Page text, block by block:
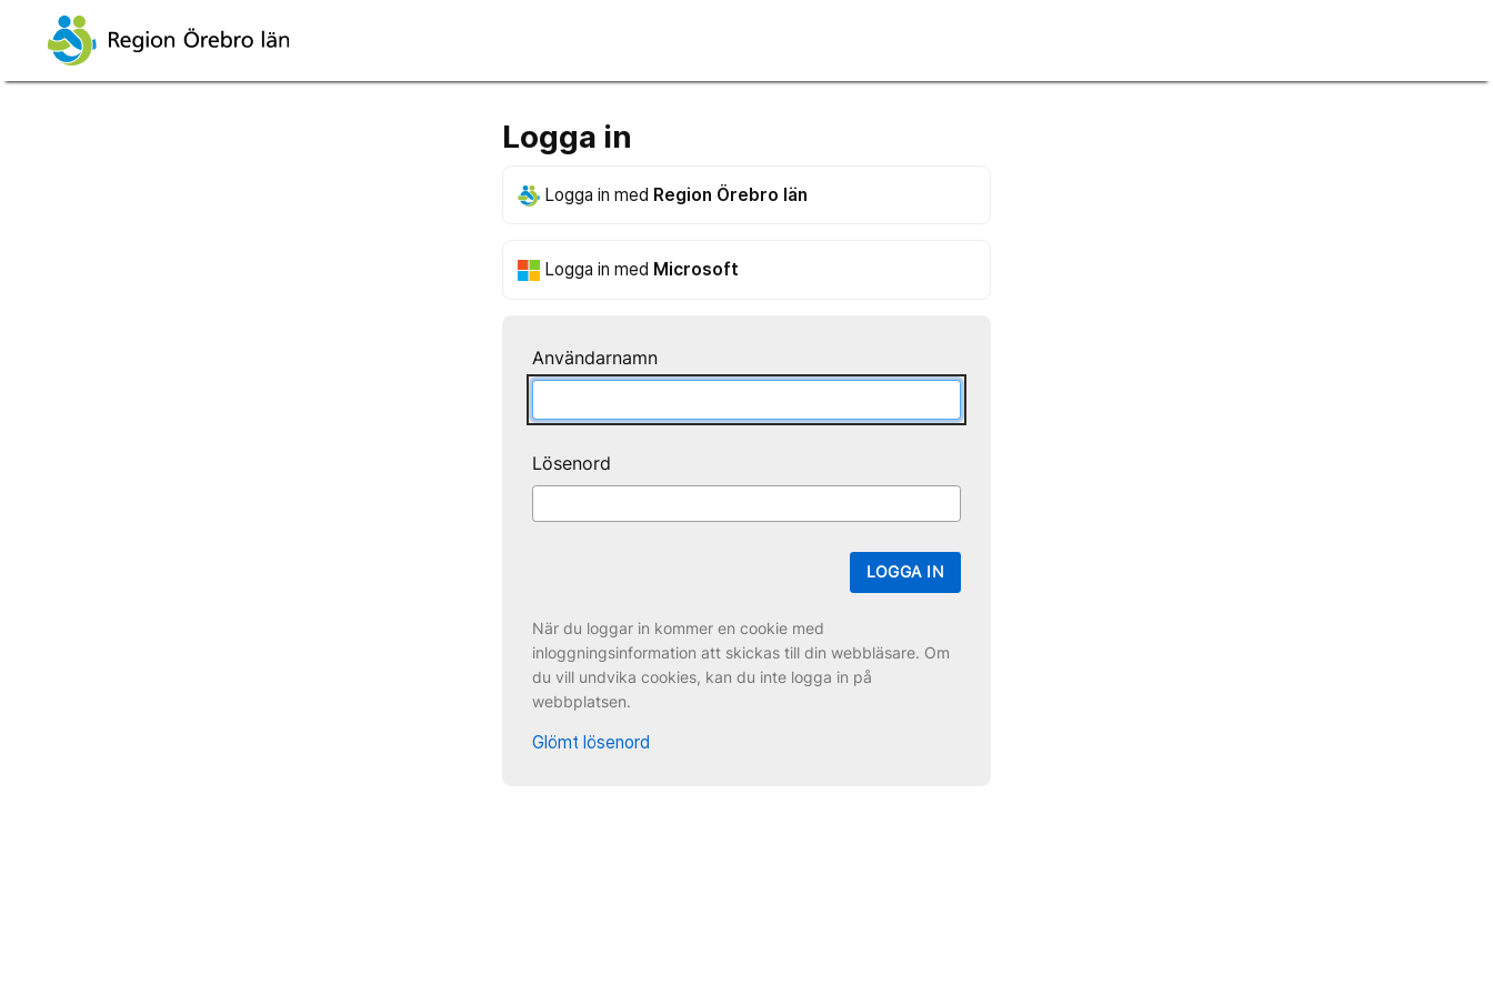
Logga in
Logga in med Region Örebro län
Logga in med Microsoft
Användarnamn
Lösenord
LOGGA IN
När du loggar in kommer en cookie med
inloggningsinformation att skickas till din webbläsare. Om
du vill undvika cookies, kan du inte logga in på
webbplatsen.
Glömt lösenord